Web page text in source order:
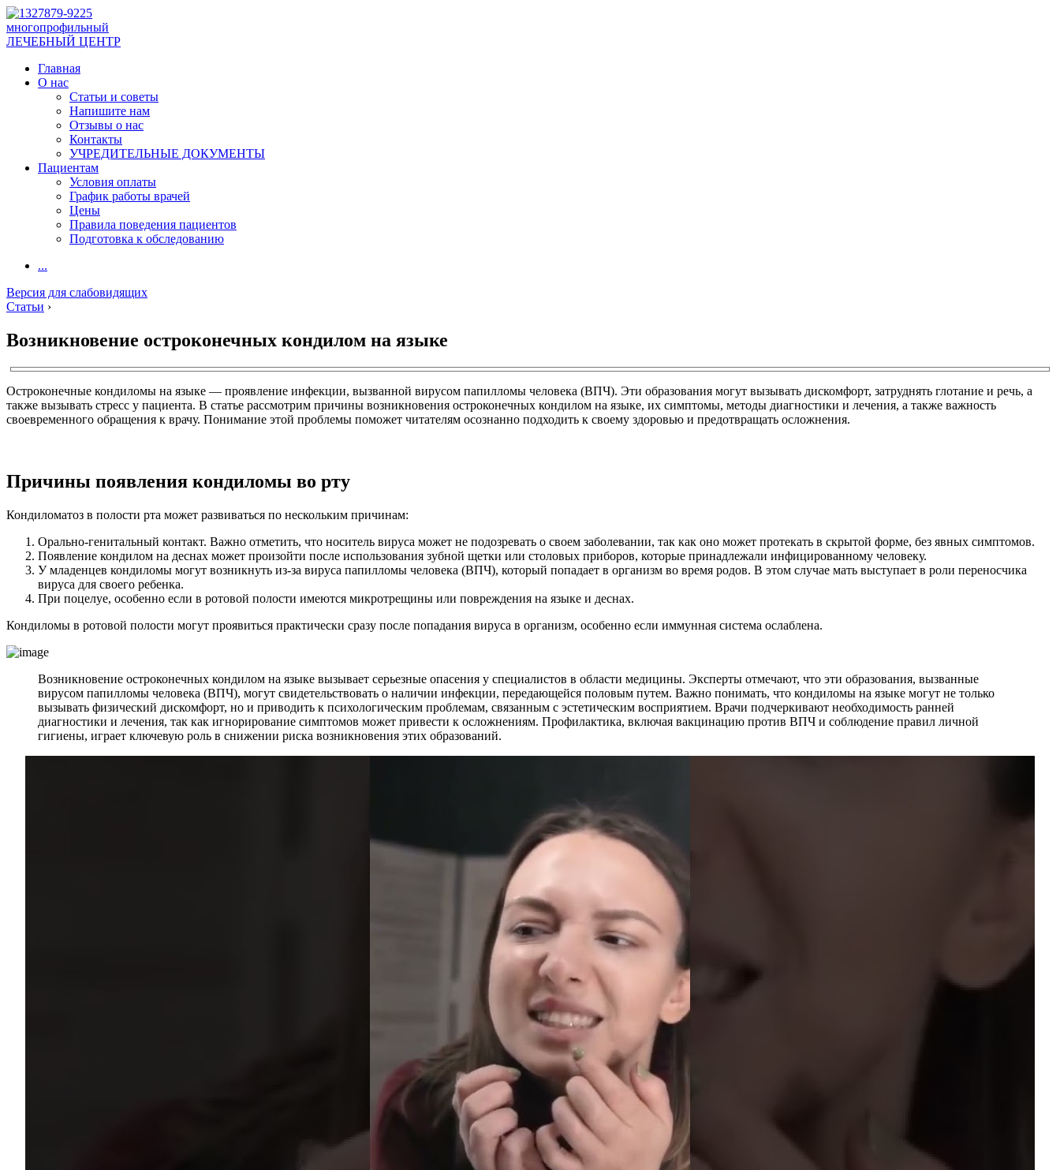
многопрофильный
ЛЕЧЕБНЫЙ ЦЕНТР
Главная
О нас
Статьи и советы
Напишите нам
Отзывы о нас
Контакты
УЧРЕДИТЕЛЬНЫЕ ДОКУМЕНТЫ
Пациентам
Условия оплаты
График работы врачей
Цены
Правила поведения пациентов
Подготовка к обследованию
...
Версия для слабовидящих
Статьи ›
Возникновение остроконечных кондилом на языке
Остроконечные кондиломы на языке — проявление инфекции, вызванной вирусом папилломы человека (ВПЧ). Эти образования могут вызывать дискомфорт, затруднять глотание и речь, а
также вызывать стресс у пациента. В статье рассмотрим причины возникновения остроконечных кондилом на языке, их симптомы, методы диагностики и лечения, а также важность
своевременного обращения к врачу. Понимание этой проблемы поможет читателям осознанно подходить к своему здоровью и предотвращать осложнения.
Причины появления кондиломы во рту
Кондиломатоз в полости рта может развиваться по нескольким причинам:
Орально-генитальный контакт. Важно отметить, что носитель вируса может не подозревать о своем заболевании, так как оно может протекать в скрытой форме, без явных симптомов.
Появление кондилом на деснах может произойти после использования зубной щетки или столовых приборов, которые принадлежали инфицированному человеку.
У младенцев кондиломы могут возникнуть из-за вируса папилломы человека (ВПЧ), который попадает в организм во время родов. В этом случае мать выступает в роли переносчика
вируса для своего ребенка.
При поцелуе, особенно если в ротовой полости имеются микротрещины или повреждения на языке и деснах.
Кондиломы в ротовой полости могут проявиться практически сразу после попадания вируса в организм, особенно если иммунная система ослаблена.
Возникновение остроконечных кондилом на языке вызывает серьезные опасения у специалистов в области медицины. Эксперты отмечают, что эти образования, вызванные
вирусом папилломы человека (ВПЧ), могут свидетельствовать о наличии инфекции, передающейся половым путем. Важно понимать, что кондиломы на языке могут не только
вызывать физический дискомфорт, но и приводить к психологическим проблемам, связанным с эстетическим восприятием. Врачи подчеркивают необходимость ранней
диагностики и лечения, так как игнорирование симптомов может привести к осложнениям. Профилактика, включая вакцинацию против ВПЧ и соблюдение правил личной
гигиены, играет ключевую роль в снижении риска возникновения этих образований.